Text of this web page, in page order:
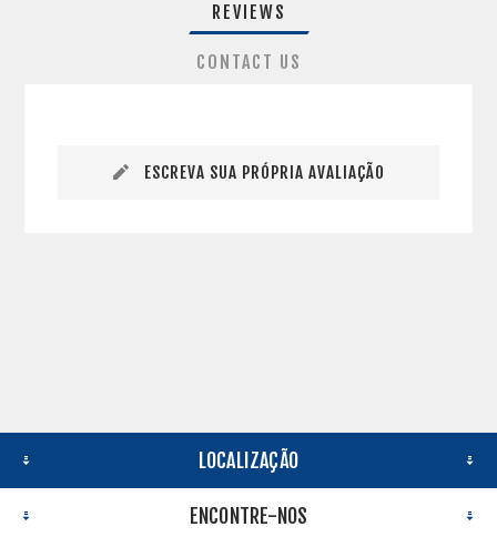
REVIEWS
CONTACT US
ESCREVA SUA PRÓPRIA AVALIAÇÃO
LOCALIZAÇÃO
ENCONTRE-NOS